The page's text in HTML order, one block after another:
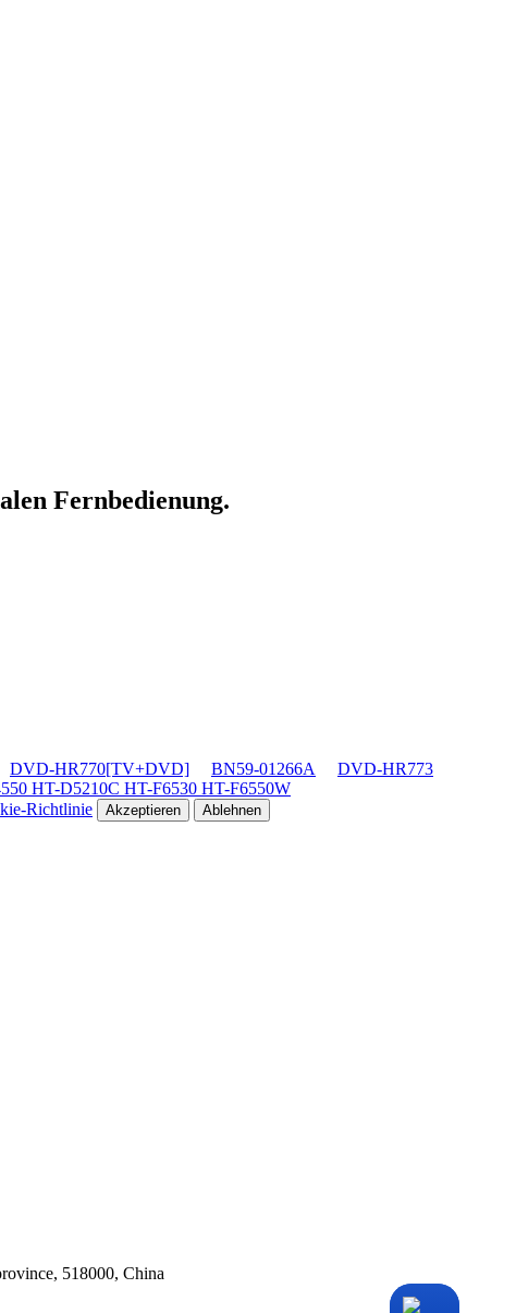
Fernbedienung.
DVD-HR770[TV+DVD] BN59-01266A
DVD-HR773
HT-D5210C HT-F6530 HT-F6550W
Richtlinie Akzeptieren Ablehnen
518000, China